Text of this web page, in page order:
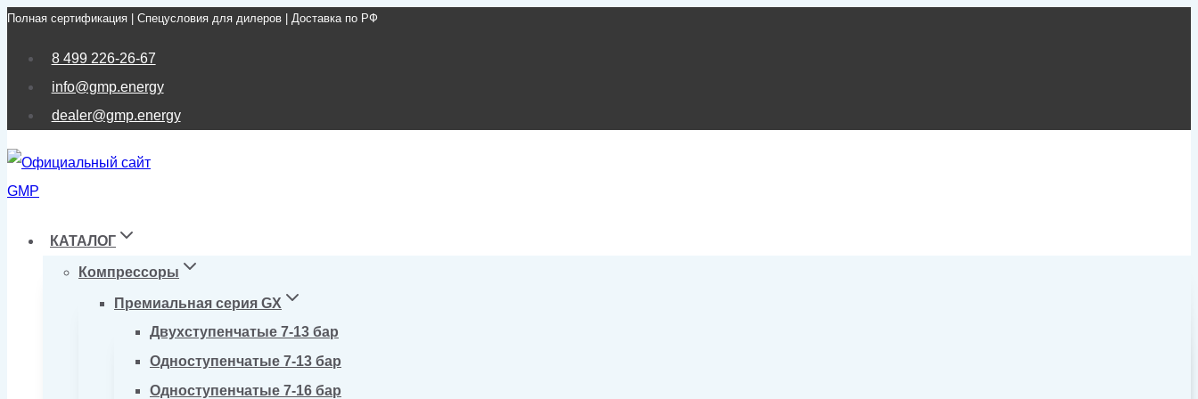
Перейти
Полная сертификация | Спецусловия для дилеров | Доставка по РФ
8 499 226-26-67
info@gmp.energy
dealer@gmp.energy
КАТАЛОГ
Компрессоры
Премиальная серия GX
Двухступенчатые 7-13 бар
Одноступенчатые 7-13 бар
Одноступенчатые 7-16 бар